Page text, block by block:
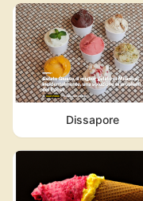
Dissapore